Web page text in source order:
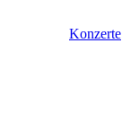
Konzerte